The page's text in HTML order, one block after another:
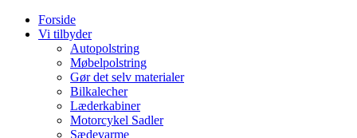
Forside
Vi tilbyder
Autopolstring
Møbelpolstring
Gør det selv materialer
Bilkalecher
Læderkabiner
Motorcykel Sadler
Sædevarme